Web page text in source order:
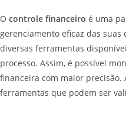
O controle financeiro é uma
gerenciamento eficaz das suas
diversas ferramentas
processo. Assim, é possível
financeira com maior precisão.
ferramentas que podem ser